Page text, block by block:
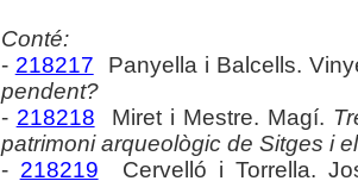
Conté:
- 218217 Panyella i Balcells.
pendent?
- 218218 Miret i Mestre. Magí.
patrimoni arqueològic de Sitges i
- 218219 Cervelló i Torrella.